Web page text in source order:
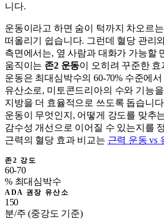
니다.
운동이라고 하면 숨이 턱까지 차오르
떠올리기 쉽습니다. 그런데 혈당 관리
측면에서는, 옆 사람과 대화가 가능할
움직이는 존2 운동이 오히려 꾸준한
운동은 최대심박수의 60-70% 수준에
유산소로, 미토콘드리아의 수와 기능
지방을 더 효율적으로 쓰도록 돕습니
운동이 무엇인지, 어떻게 강도를 맞추
감수성 개선으로 이어질 수 있는지를
근력의 혈당 효과 비교는 근력 운동 vs
존2 강도
60-70
% 최대심박수
ADA 권장 유산소
150
분/주 (중강도 기준)